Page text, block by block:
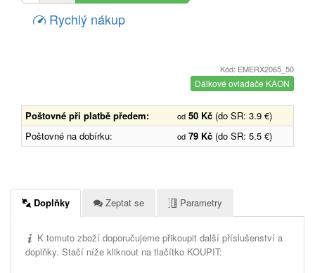
Rychlý nákup
Kód: EMERX2065_50
Dálkové ovladače KAON
Poštovné při platbě předem: od 50 Kč (do SR: 3.9 €)
Poštovné na dobírku:
od 79 Kč (do SR: 5.5 €)
Doplňky Zeptat se Parametry
K tomuto zboží doporučujeme přikoupit další příslušenství a
doplňky. Stačí níže kliknout na tlačítko KOUPIT: